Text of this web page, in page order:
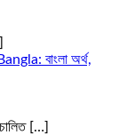
বাংলা অর্থ,
[…]